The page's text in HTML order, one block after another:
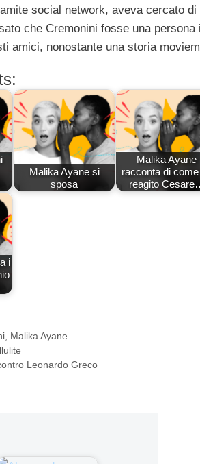
social network, aveva cercato
che Cremonini fosse una persona
amici, nonostante una storia
Malika Ayane si
sposa
Malika Ayane
racconta di
reagito
i
Malika Ayane
Leonardo Greco